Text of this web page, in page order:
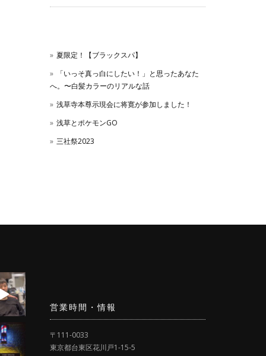
夏限定！【ブラックスパ】
「いっそ真っ白にしたい！」と思ったあなた
へ。〜白髪カラーのリアルな話
浅草寺本尊示現会に将寛が参加しました！
浅草とポケモンGO
三社祭2023
営業時間・情報
〒111-0033
東京都台東区花川戸1-15-5